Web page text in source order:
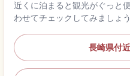
近くに泊まると観光がぐっと
わせてチェックしてみましょう
長崎県付